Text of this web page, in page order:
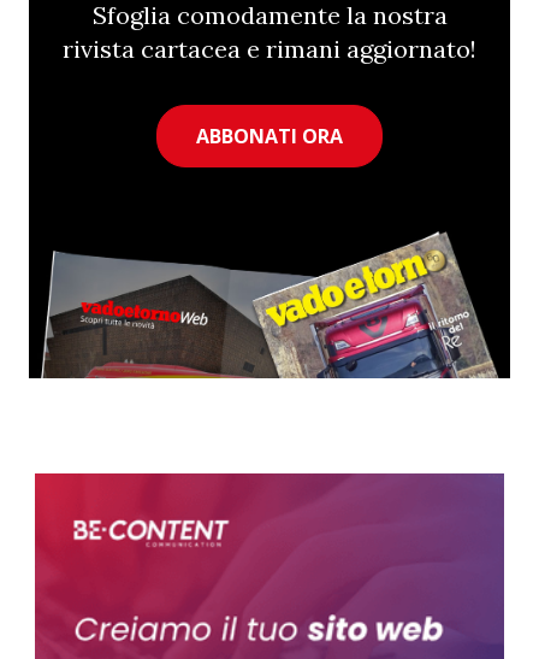
Sfoglia comodamente la nostra
rivista cartacea e rimani aggiornato!
ABBONATI ORA